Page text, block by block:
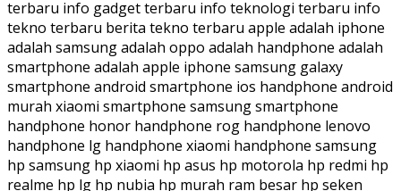
terbaru info gadget terbaru info teknologi terbaru info
tekno terbaru berita tekno terbaru apple adalah iphone
adalah samsung adalah oppo adalah handphone adalah
smartphone adalah apple iphone samsung galaxy
smartphone android smartphone ios handphone android
murah xiaomi smartphone samsung smartphone
handphone honor handphone rog handphone lenovo
handphone lg handphone xiaomi handphone samsung
hp samsung hp xiaomi hp asus hp motorola hp redmi hp
realme hp lg hp nubia hp murah ram besar hp seken